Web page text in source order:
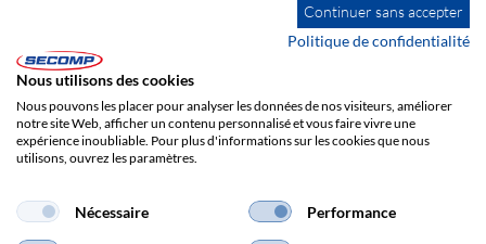
Impression Responsabilité
Continuer sans accepter
Politique de confidentialité
Nous utilisons des cookies
Nous pouvons les placer pour analyser les données de nos visiteurs, améliorer
notre site Web, afficher un contenu personnalisé et vous faire vivre une
expérience inoubliable. Pour plus d'informations sur les cookies que nous
utilisons, ouvrez les paramètres.
Nécessaire Performance